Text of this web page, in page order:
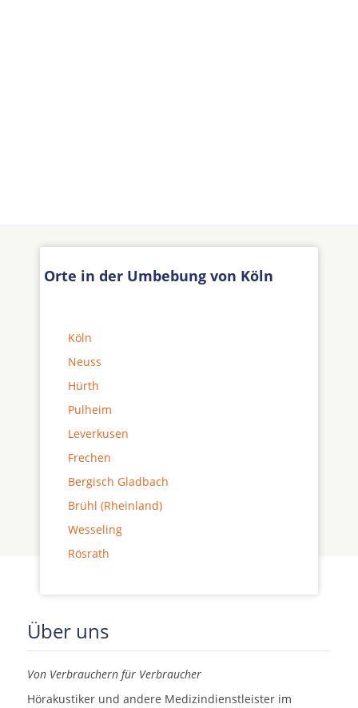
Orte in der Umbebung von Köln
Köln
Neuss
Hürth
Pulheim
Leverkusen
Frechen
Bergisch Gladbach
Brühl (Rheinland)
Wesseling
Rösrath
Über uns
Von Verbrauchern für Verbraucher
Hörakustiker und andere Medizindienstleister im